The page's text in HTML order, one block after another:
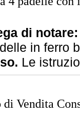
di notare:
in ferro
Le
di Vendita